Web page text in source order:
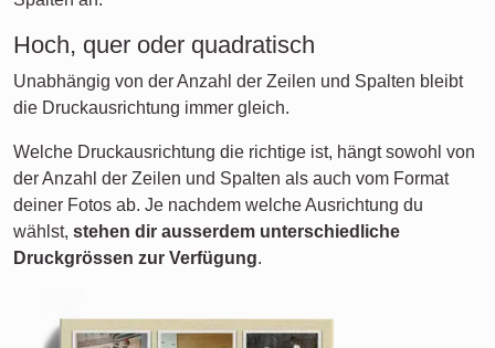
Hoch, quer oder quadratisch
Unabhängig von der Anzahl der Zeilen und Spalten bleibt
die Druckausrichtung immer gleich.
Welche Druckausrichtung die richtige ist, hängt sowohl von
der Anzahl der Zeilen und Spalten als auch vom Format
deiner Fotos ab. Je nachdem welche Ausrichtung du
wählst, stehen dir ausserdem unterschiedliche
Druckgrössen zur Verfügung.